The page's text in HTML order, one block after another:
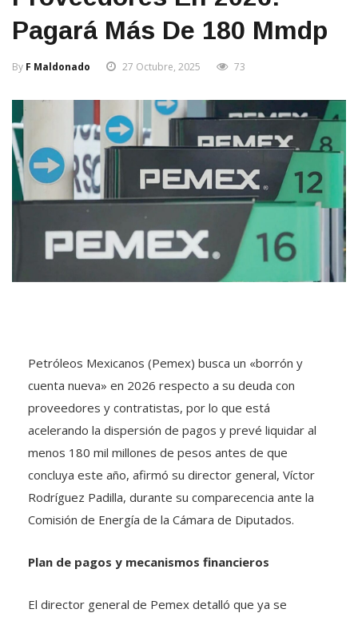
Pagará Más De 180 Mmdp
By F Maldonado 27 Octubre, 2025 73
Petróleos Mexicanos (Pemex) busca un «borrón y
cuenta nueva» en 2026 respecto a su deuda con
proveedores y contratistas, por lo que está
acelerando la dispersión de pagos y prevé liquidar al
menos 180 mil millones de pesos antes de que
concluya este año, afirmó su director general, Víctor
Rodríguez Padilla, durante su comparecencia ante la
Comisión de Energía de la Cámara de Diputados.
Plan de pagos y mecanismos financieros
El director general de Pemex detalló que ya se